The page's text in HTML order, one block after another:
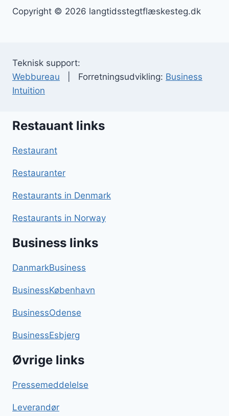
Copyright © 2026 langtidsstegtflæskesteg.dk
Teknisk support:
Webbureau | Forretningsudvikling: Business
Intuition
Restauant links
Restaurant
Restauranter
Restaurants in Denmark
Restaurants in Norway
Business links
DanmarkBusiness
BusinessKøbenhavn
BusinessOdense
BusinessEsbjerg
Øvrige links
Pressemeddelelse
Leverandør